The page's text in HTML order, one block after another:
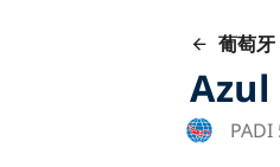
葡萄牙
PADI